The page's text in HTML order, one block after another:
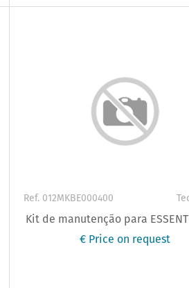
Ref. 012MKBE000400
Kit de manutenção para
€ Price on request